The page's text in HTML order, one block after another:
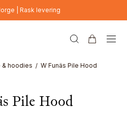
| Rask levering
& hoodies W Funäs Pile Hood
Pile Hood